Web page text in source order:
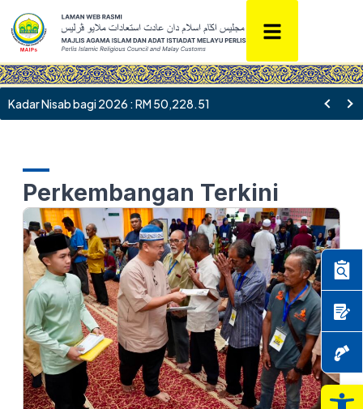
Kadar Nisab bagi 2026 : RM 50,228.51
Perkembangan Terkini